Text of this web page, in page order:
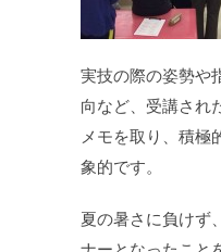
実技の際の姿勢や
向など、受講され
メモを取り、積極
象的です。
夏の暑さに負けず